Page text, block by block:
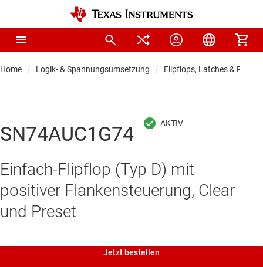
Home Logik- & Spannungsumsetzung Flipflops, Latches &
SN74AUC1G74
Einfach-Flipflop (Typ D) mit
positiver Flankensteuerung, Clear
und Preset
Jetzt bestellen